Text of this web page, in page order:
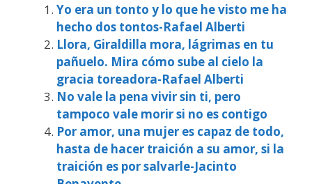
Yo era un tonto y lo que he visto me ha
hecho dos tontos-Rafael Alberti
Llora, Giraldilla mora, lágrimas en tu
pañuelo. Mira cómo sube al cielo la
gracia toreadora-Rafael Alberti
No vale la pena vivir sin ti, pero
tampoco vale morir si no es contigo
Por amor, una mujer es capaz de todo,
hasta de hacer traición a su amor, si la
traición es por salvarle-Jacinto